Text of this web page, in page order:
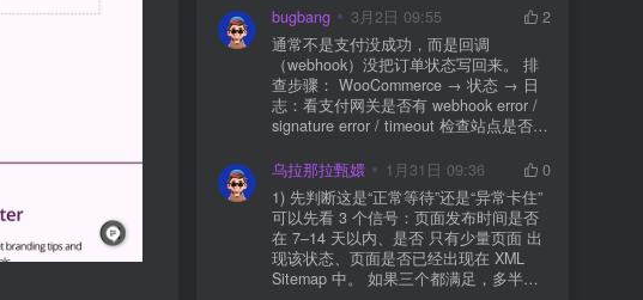
立刻清缓存，去前台检查首页、文章
页、按钮、表单这些关键位置。 最好再
装个支持版本回滚的插件，万一崩了，
一秒切回旧版。 总结来说：先备份、分
批更、更完查、留退路，稳得很✅😎希望
能帮到你
bugbang 3月2日 09:55
2
通常不是支付没成功，而是回调
（webhook）没把订单状态写回来。 排
查步骤： WooCommerce → 状态 → 日
志：看支付网关是否有 webhook error /
signature error / timeout 检查站点是否被
全插件） 检查是否启用了“缓存结账页/接
口路径”（结账页和回调接口不应缓存）
看服务器错误日志是否有 500/致命错误
导致回调执行中断 解决方案： 放行 wp-
json、wc-api、支付网关回调 URL（按网
关文档配置） 关闭结账页的缓存与 JS
合并压缩测试一次 若使用 Cloudflare：
乌拉那拉甄嬛 1月31日 09:36
0
1) 先判断这是“正常等待”还是“异常卡住”
可以先看 3 个信号：页面发布时间是否
在 7–14 天以内、是否 只有少量页面 出
现该状态、页面是否已经出现在 XML
Sitemap 中。 如果三个都满足，多半属